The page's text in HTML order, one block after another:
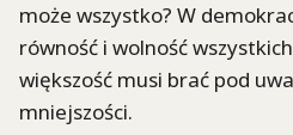
może wszystko? W
równość i wolność
większość musi brać pod
mniejszości.